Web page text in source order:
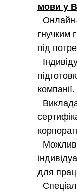
мови у
гнучким
під
компанії.
для